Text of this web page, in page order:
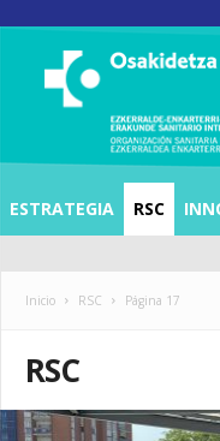
N
ESTRATEGIA RSC
Inicio RSC Página 17
RSC